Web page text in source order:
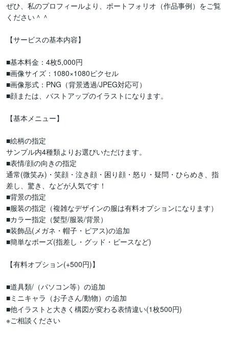
ぜひ、私のプロフィールより、ポートフォリオ（作品事例）をご覧
ください＾＾
【サービスの基本内容】
■基本料金：4枚5,000円
■画像サイズ：1080×1080ピクセル
■画像形式：PNG（背景透過/JPEG対応可）
■顔または、バストアップのイラストになります。
【基本メニュー】
■絵柄の指定
サンプル内4種類よりお選びいただけます。
■表情/顔の向きの指定
通常(微笑み)・笑顔・泣き顔・困り顔・怒り・疑問・ひらめき、指
差し、驚き、などが人気です！
■背景の指定
■服装の指定（複雑なデザインの服は有料オプションになります）
■カラー指定（髪型/服装/背景）
■装飾品(メガネ・帽子・ピアス)の追加
■簡単なポーズ(指差し・グッド・ピースなど)
【有料オプション(+500円)】
■道具類/（パソコン等）の追加
■ミニキャラ（お子さん/動物）の追加
■他イラストと大きく構図が変わる表情違い(1枚500円)
※ご相談ください